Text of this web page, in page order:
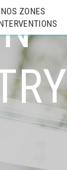
NOS ZONES